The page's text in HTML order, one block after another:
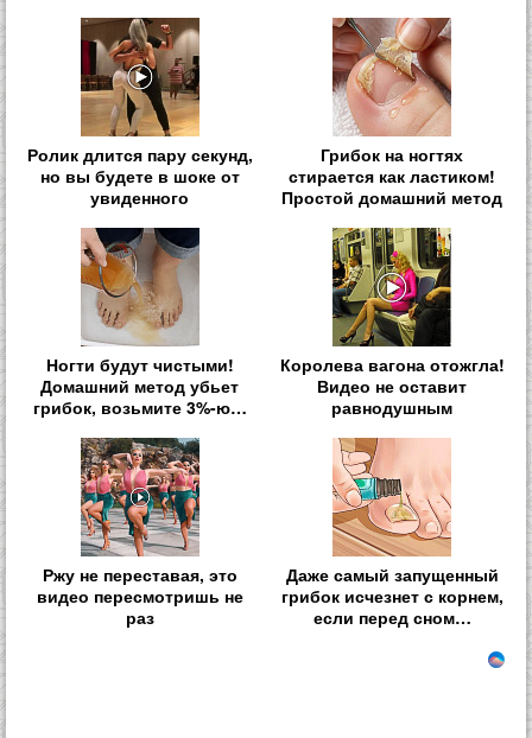
Ролик длится пару секунд,
но вы будете в шоке от
увиденного
Грибок на ногтях
стирается как ластиком!
Простой домашний метод
Ногти будут чистыми!
Домашний метод убьет
грибок, возьмите 3%-ю…
Королева вагона отожгла!
Видео не оставит
равнодушным
Ржу не переставая, это
видео пересмотришь не
раз
Даже самый запущенный
грибок исчезнет с корнем,
если перед сном…